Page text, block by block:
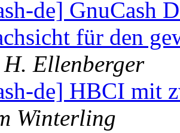
de] GnuCash
für den
Ellenberger
de] HBCI mit
Winterling